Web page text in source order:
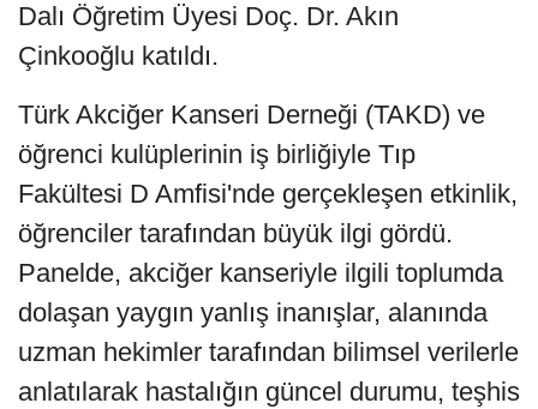
Dalı Öğretim Üyesi Doç. Dr. Akın
Çinkooğlu katıldı.
Türk Akciğer Kanseri Derneği (TAKD) ve
öğrenci kulüplerinin iş birliğiyle Tıp
Fakültesi D Amfisi'nde gerçekleşen etkinlik,
öğrenciler tarafından büyük ilgi gördü.
Panelde, akciğer kanseriyle ilgili toplumda
dolaşan yaygın yanlış inanışlar, alanında
uzman hekimler tarafından bilimsel verilerle
anlatılarak hastalığın güncel durumu, teşhis